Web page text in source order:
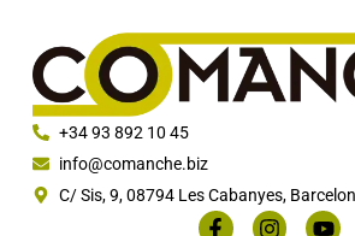
+34 93 892 10 45
info@comanche.biz
C/ Sis, 9, 08794 Les Cabanyes,